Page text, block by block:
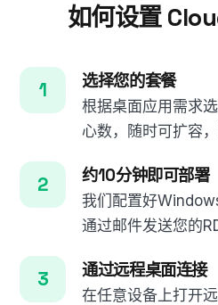
如何设置
选择您的套餐
根据桌面应用需求
心数，随时可扩容
约10分钟即可部署
我们配置好
通过邮件发送您的
通过远程桌面连接
在任意设备上打开